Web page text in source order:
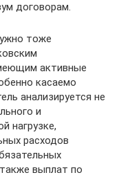
договорам.
тоже
активные
касаемо
анализируется не
и
нагрузке,
расходов
выплат по